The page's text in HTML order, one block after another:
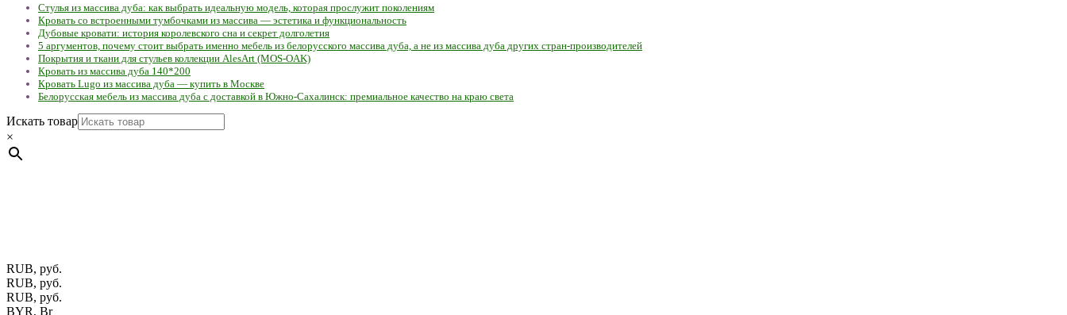
Стулья из массива дуба: как выбрать идеальную модель, которая прослужит поколениям
Кровать со встроенными тумбочками из массива — эстетика и функциональность
Дубовые кровати: история королевского сна и секрет долголетия
5 аргументов, почему стоит выбрать именно мебель из белорусского массива дуба, а не из массива дуба других стран-производителей
Покрытия и ткани для стульев коллекции AlesArt (MOS-OAK)
Кровать из массива дуба 140*200
Кровать Lugo из массива дуба — купить в Москве
Белорусская мебель из массива дуба с доставкой в Южно-Сахалинск: премиальное качество на краю света
Искать товар
×
RUB, руб.
RUB, руб.
RUB, руб.
BYR, Br